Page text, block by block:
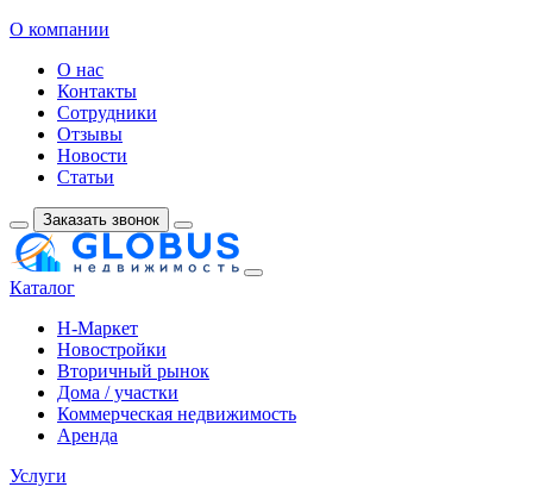
О компании
О нас
Контакты
Сотрудники
Отзывы
Новости
Статьи
Заказать звонок
Каталог
Н-Маркет
Новостройки
Вторичный рынок
Дома / участки
Коммерческая недвижимость
Аренда
Услуги